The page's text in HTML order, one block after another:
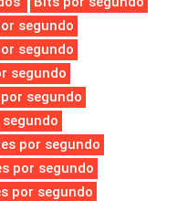
segundo
segundo
segundo
segundo
por segundo
por segundo
por segundo